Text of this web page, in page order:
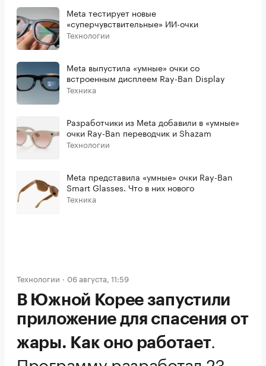
Meta тестирует новые
«суперчувствительные» ИИ-очки
Технологии
Meta выпустила «умные» очки со
встроенным дисплеем Ray-Ban Display
Техника
Разработчики из Meta добавили в «умные»
очки Ray-Ban переводчик и Shazam
Технологии
Meta представила «умные» очки Ray-Ban
Smart Glasses. Что в них нового
Техника
Технологии 06 августа, 11:59
В Южной Корее запустили
приложение для спасения от
жары. Как оно работает.